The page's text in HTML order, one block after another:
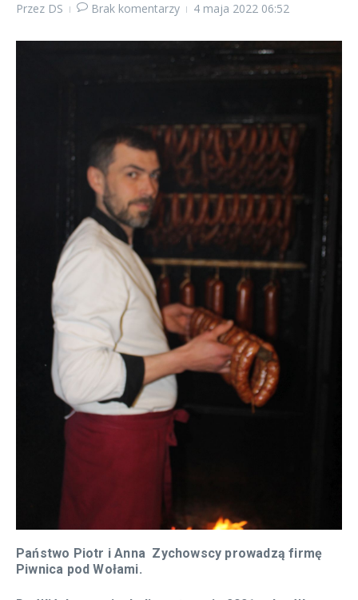
Przez DS Brak komentarzy 4 maja 2022 06:52
Państwo Piotr i Anna Zychowscy prowadzą firmę
Piwnica pod Wołami.